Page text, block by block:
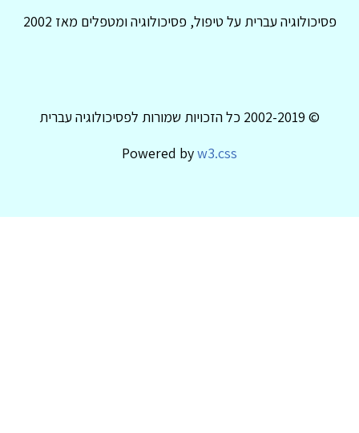
פסיכולוגיה עברית על טיפול, פסיכולוגיה ומטפלים מאז 2002
© 2002-2019 כל הזכויות שמורות לפסיכולוגיה עברית
Powered byw3.css